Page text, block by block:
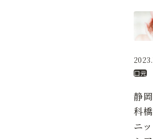
口元
静
科
ニ